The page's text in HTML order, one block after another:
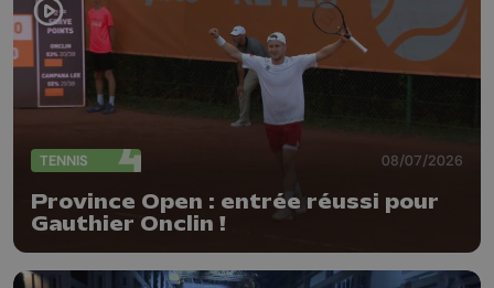
TENNIS 08/07/2026
Province Open : entrée réussi pour
Gauthier Onclin !